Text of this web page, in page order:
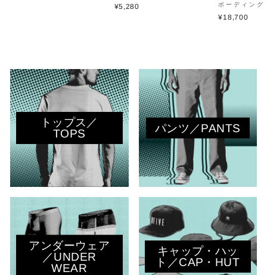
¥5,280
ボーディング
¥18,700
トップス／
TOPS
パンツ／PANTS
アンダーウェア
／UNDER
WEAR
キャップ・ハッ
ト／CAP・HUT